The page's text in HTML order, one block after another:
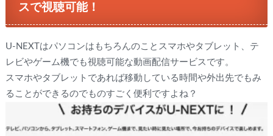
スで視聴可能！
U-NEXTはパソコンはもちろんのことスマホやタブレット、テ
レビやゲーム機でも視聴可能な動画配信サービスです。
スマホやタブレットであれば移動している時間や外出先でもみ
ることができるのでものすごく便利ですよね？